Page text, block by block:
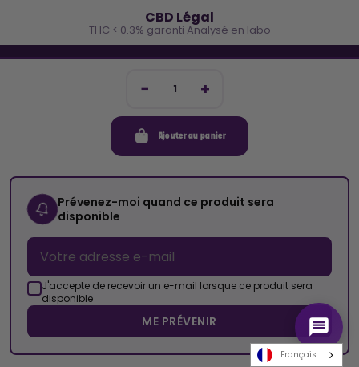
Ajouter au panier
Prévenez-moi quand ce produit sera
disponible
J'accepte de recevoir un e-mail lorsque ce produit sera
disponible
ME PRÉVENIR
CBD Légal
THC < 0.3% garanti Analysé en labo
Inscris-toi et reçois -10€ sur ta prochaine commande
Cocorikush
Top Catégories
Nous Suivre
© 2026 Cocorikush - Tous droits réservés • Made byNew Keys
Français